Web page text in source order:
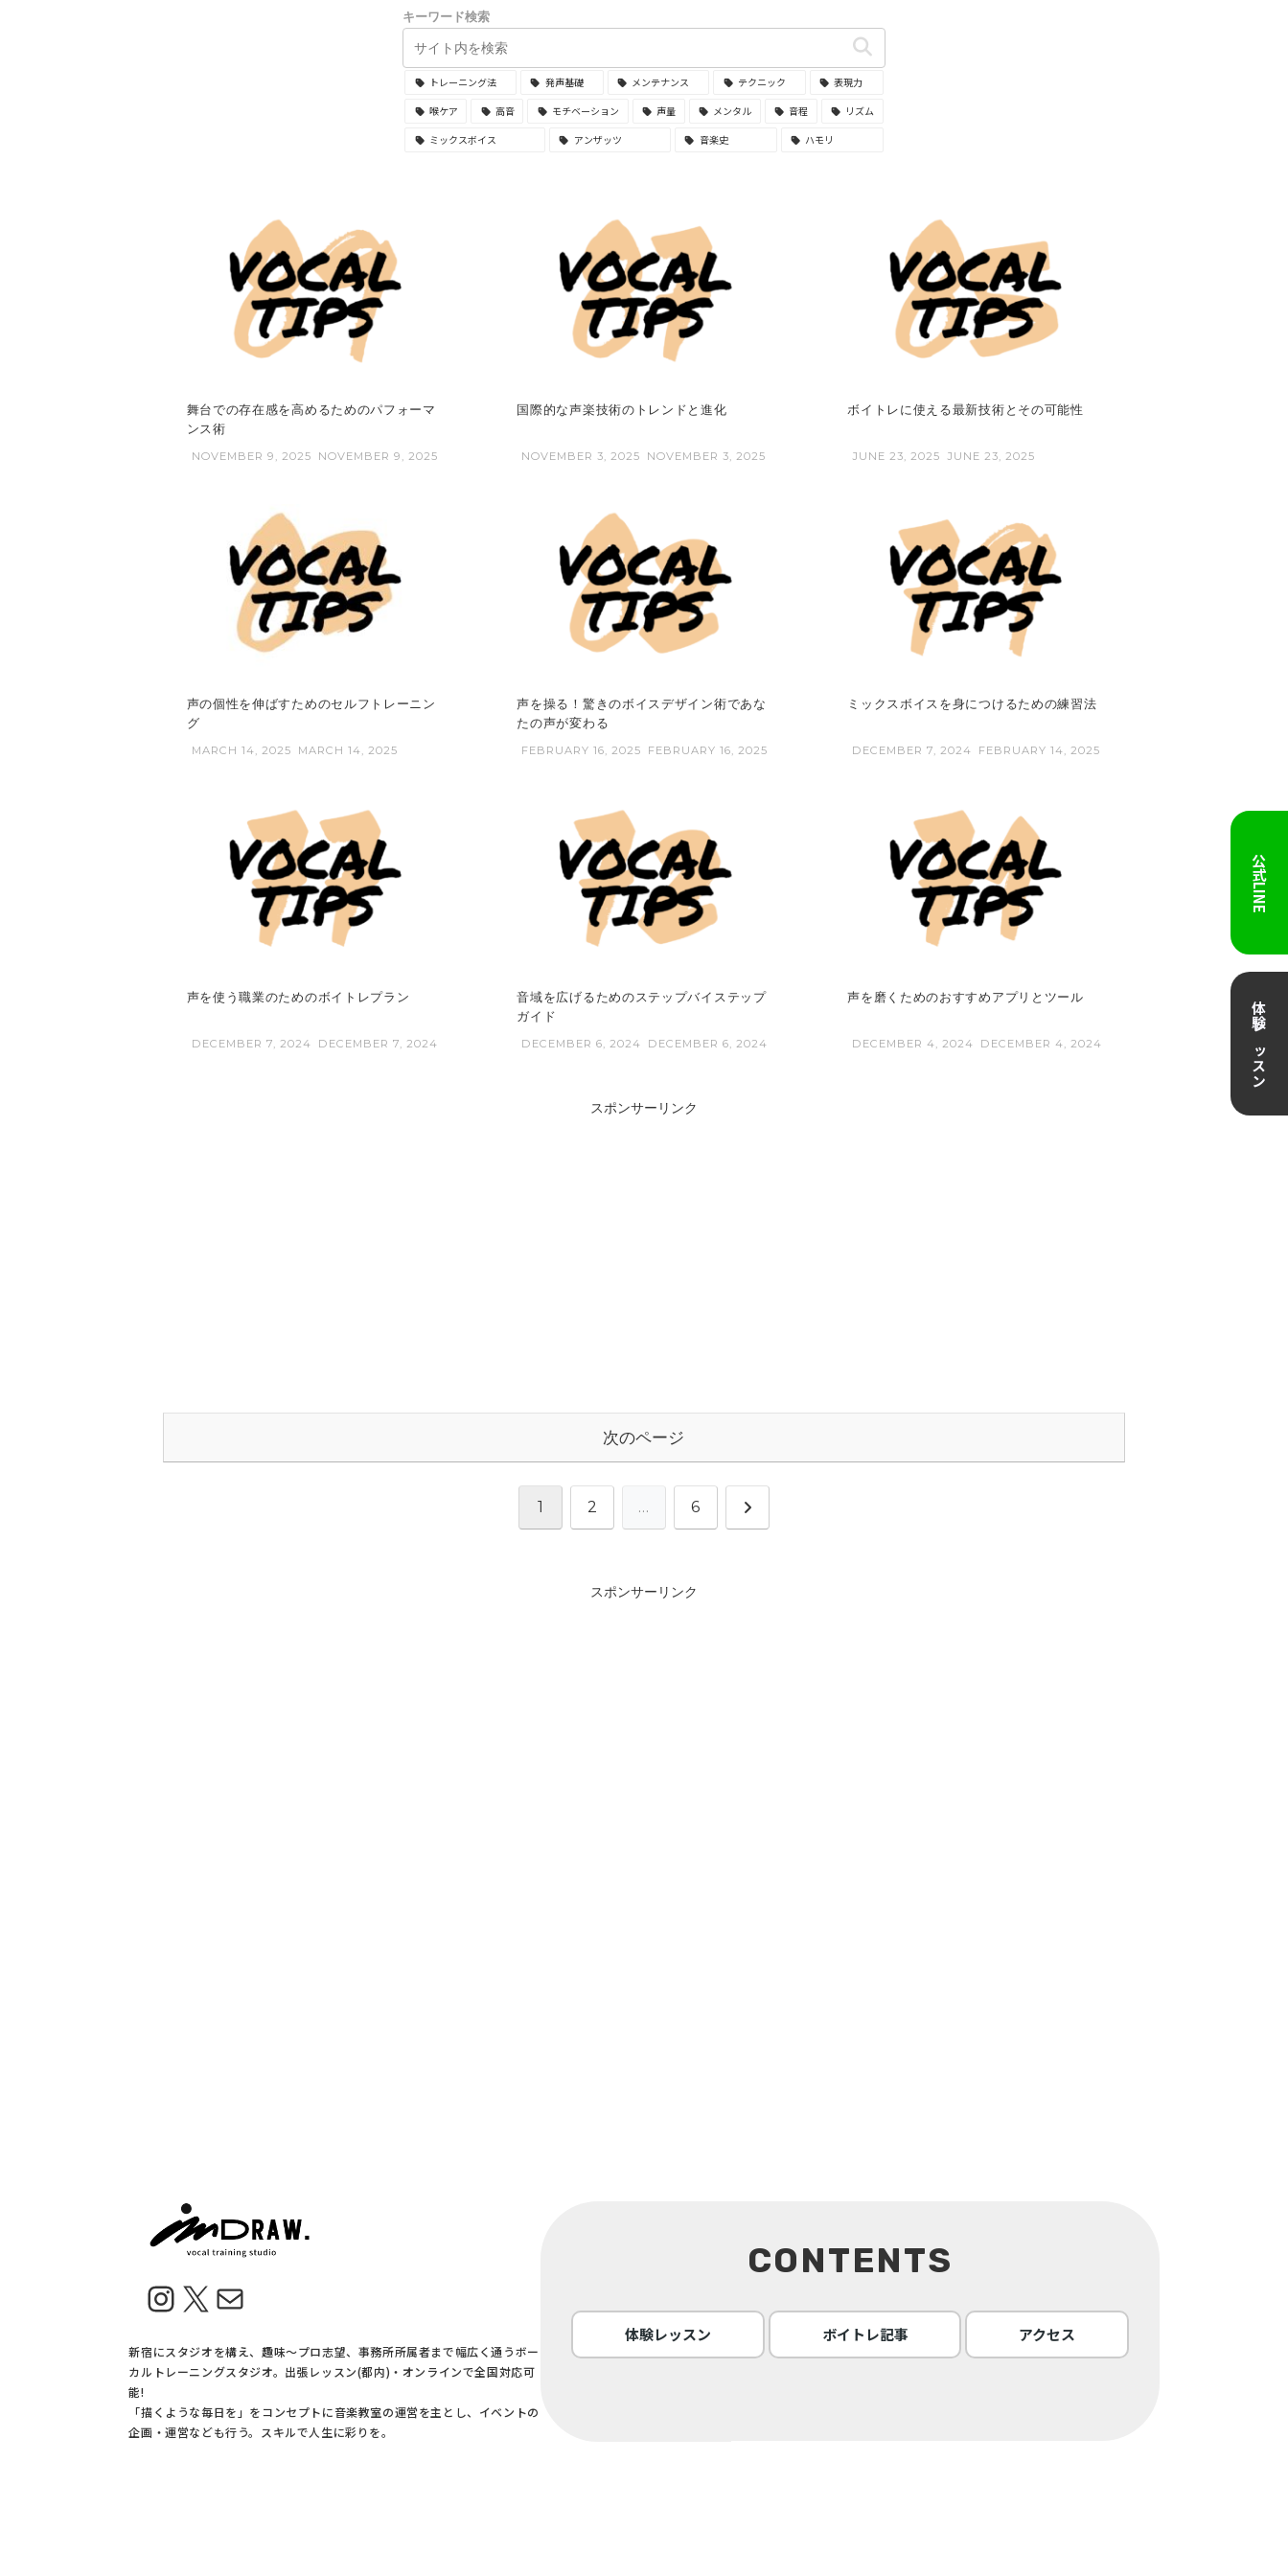
キーワード検索
トレーニング法 発声基礎 メンテナンス テクニック
表現力
喉ケア
高音 モチベーション 声量 メンタル 音程
リズム
ミックスボイス
アンザッツ 音楽史 ハモリ
舞台での存在感を高めるためのパフォーマ
ンス術
NOVEMBER 9, 2025 NOVEMBER 9, 2025
国際的な声楽技術のトレンドと進化
NOVEMBER 3, 2025 NOVEMBER 3, 2025
ボイトレに使える最新技術とその可能性
JUNE 23, 2025 JUNE 23, 2025
声の個性を伸ばすためのセルフトレーニン
グ
MARCH 14, 2025 MARCH 14, 2025
声を操る！驚きのボイスデザイン術であな
たの声が変わる
FEBRUARY 16, 2025 FEBRUARY 16, 2025
ミックスボイスを身につけるための練習法
DECEMBER 7, 2024 FEBRUARY 14, 2025
声を使う職業のためのボイトレプラン
DECEMBER 7, 2024 DECEMBER 7, 2024
音域を広げるためのステップバイステップ
ガイド
DECEMBER 6, 2024 DECEMBER 6, 2024
声を磨くためのおすすめアプリとツール
DECEMBER 4, 2024 DECEMBER 4, 2024
スポンサーリンク
次のページ
1 2 … 6 次
スポンサーリンク
Instagram
X メール
新宿にスタジオを構え、趣味〜プロ志望、事務所所属者まで幅広く通うボー
カルトレーニングスタジオ。出張レッスン(都内)・オンラインで全国対応可
能!
「描くような毎日を」をコンセプトに音楽教室の運営を主とし、イベントの
企画・運営なども行う。スキルで人生に彩りを。
CONTENTS
体験レッスン ボイトレ記事 アクセス
公式LINE
体験レッスン